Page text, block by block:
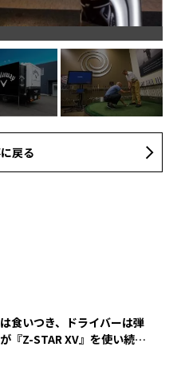
戻る
は食いつき、ドライバーは弾
『Z-STAR XV』を使い続け